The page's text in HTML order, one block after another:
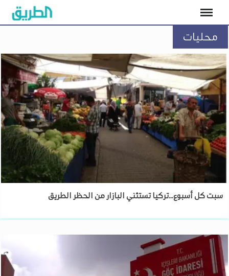
محليات
سبت كل أسبوع...تركيا تستثني البازار من الحظر الطريق